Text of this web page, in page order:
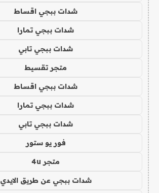
شدات ببجي اقساط
شدات ببجي تمارا
شدات ببجي تابي
متجر تقسيط
شدات ببجي اقساط
شدات ببجي تمارا
شدات ببجي تابي
فور يو ستور
متجر 4u
شدات ببجي عن طريق الايدي